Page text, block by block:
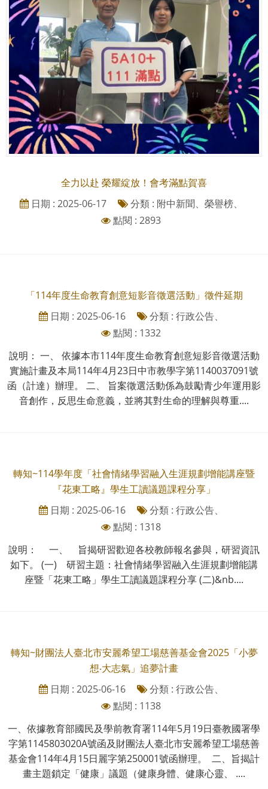
全力以赴 榮耀綻放！會考滿點賀喜
日期 : 2025-06-17
分類 : 附中新聞、榮譽榜、
點閱 : 2893
「114年度生命教育創意短影音徵選活動」徵件延期
日期 : 2025-06-16
分類 : 行政公告、
點閱 : 1332
說明： 一、 依據本市114年度生命教育創意短影音徵選活動
實施計畫及本局114年4月23日中市教學字第1140037091號
函（計達）辦理。 二、 旨案徵選活動係為鼓勵青少年運用影
音創作，反思生命意義，並將其對生命的理解與尊重....
轉知~114學年度「社會情緒學習融入生涯規劃增能講座暨
『花東工略』學生工讀議題課程分享」
日期 : 2025-06-16
分類 : 行政公告、
點閱 : 1318
說明： 一、 旨揭研習歡迎各校教師報名參與，研習資訊
如下。 (一) 研習主題：社會情緒學習融入生涯規劃增能講
座暨「花東工略」學生工讀議題課程分享 (二)&nb....
轉知~財團法人臺北市安麗希望工場慈善基金會2025「小夢
想‧大志氣」追夢計畫
日期 : 2025-06-16
分類 : 行政公告、
點閱 : 1138
一、依據教育部國民及學前教育署114年5月19日臺教國署學
字第1145803020A號函及財團法人臺北市安麗希望工場慈善
基金會114年4月15日麗字第250001號函辦理。 二、旨揭計
畫主題鎖定「健康」議題（健康身體、健康心靈、 ....